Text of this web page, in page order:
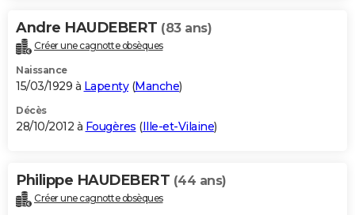
Andre HAUDEBERT (83 ans)
Créer une cagnotte obsèques
Naissance
15/03/1929 à Lapenty(Manche)
Décès
28/10/2012 à Fougères (Ille-et-Vilaine)
Philippe HAUDEBERT (44 ans)
Créer une cagnotte obsèques